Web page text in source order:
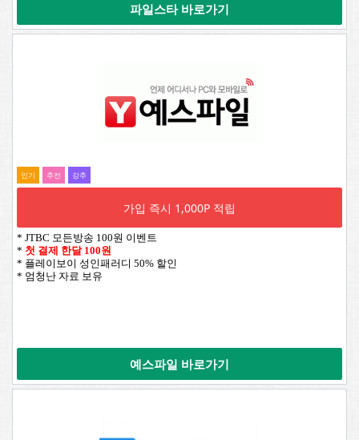
파일스타 바로가기
인기 추전 강추
가입 즉시 1,000P 적립
* JTBC 모든방송 100원 이벤트
* 첫 결제 한달 100원
* 플레이보이 성인패러디 50% 할인
* 엄청난 자료 보유
예스파일 바로가기